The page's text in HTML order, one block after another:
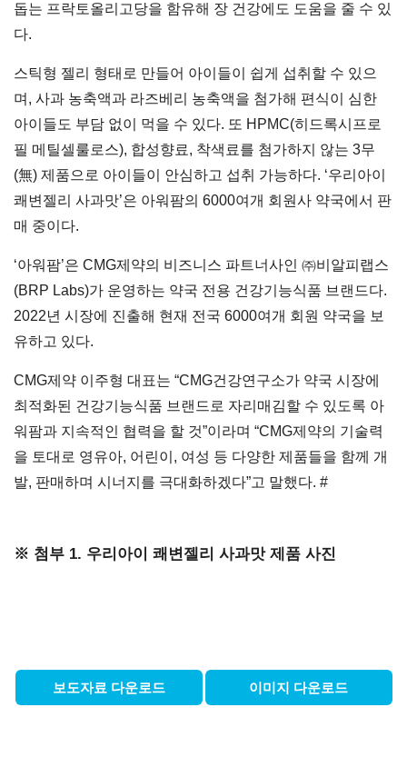
돕는 프락토올리고당을 함유해 장 건강에도 도움을 줄 수 있
다.
스틱형 젤리 형태로 만들어 아이들이 쉽게 섭취할 수 있으
며, 사과 농축액과 라즈베리 농축액을 첨가해 편식이 심한
아이들도 부담 없이 먹을 수 있다. 또 HPMC(히드록시프로
필 메틸셀룰로스), 합성향료, 착색료를 첨가하지 않는 3무
(無) 제품으로 아이들이 안심하고 섭취 가능하다. ‘우리아이
쾌변젤리 사과맛’은 아워팜의 6000여개 회원사 약국에서 판
매 중이다.
‘아워팜’은 CMG제약의 비즈니스 파트너사인 ㈜비알피랩스
(BRP Labs)가 운영하는 약국 전용 건강기능식품 브랜드다.
2022년 시장에 진출해 현재 전국 6000여개 회원 약국을 보
유하고 있다.
CMG제약 이주형 대표는 “CMG건강연구소가 약국 시장에
최적화된 건강기능식품 브랜드로 자리매김할 수 있도록 아
워팜과 지속적인 협력을 할 것”이라며 “CMG제약의 기술력
을 토대로 영유아, 어린이, 여성 등 다양한 제품들을 함께 개
발, 판매하며 시너지를 극대화하겠다”고 말했다. #
※ 첨부 1. 우리아이 쾌변젤리 사과맛 제품 사진
보도자료 다운로드 이미지 다운로드